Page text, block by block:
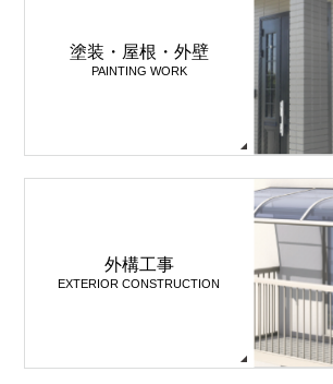
塗装・屋根・外壁
PAINTING WORK
外構工事
EXTERIOR CONSTRUCTION